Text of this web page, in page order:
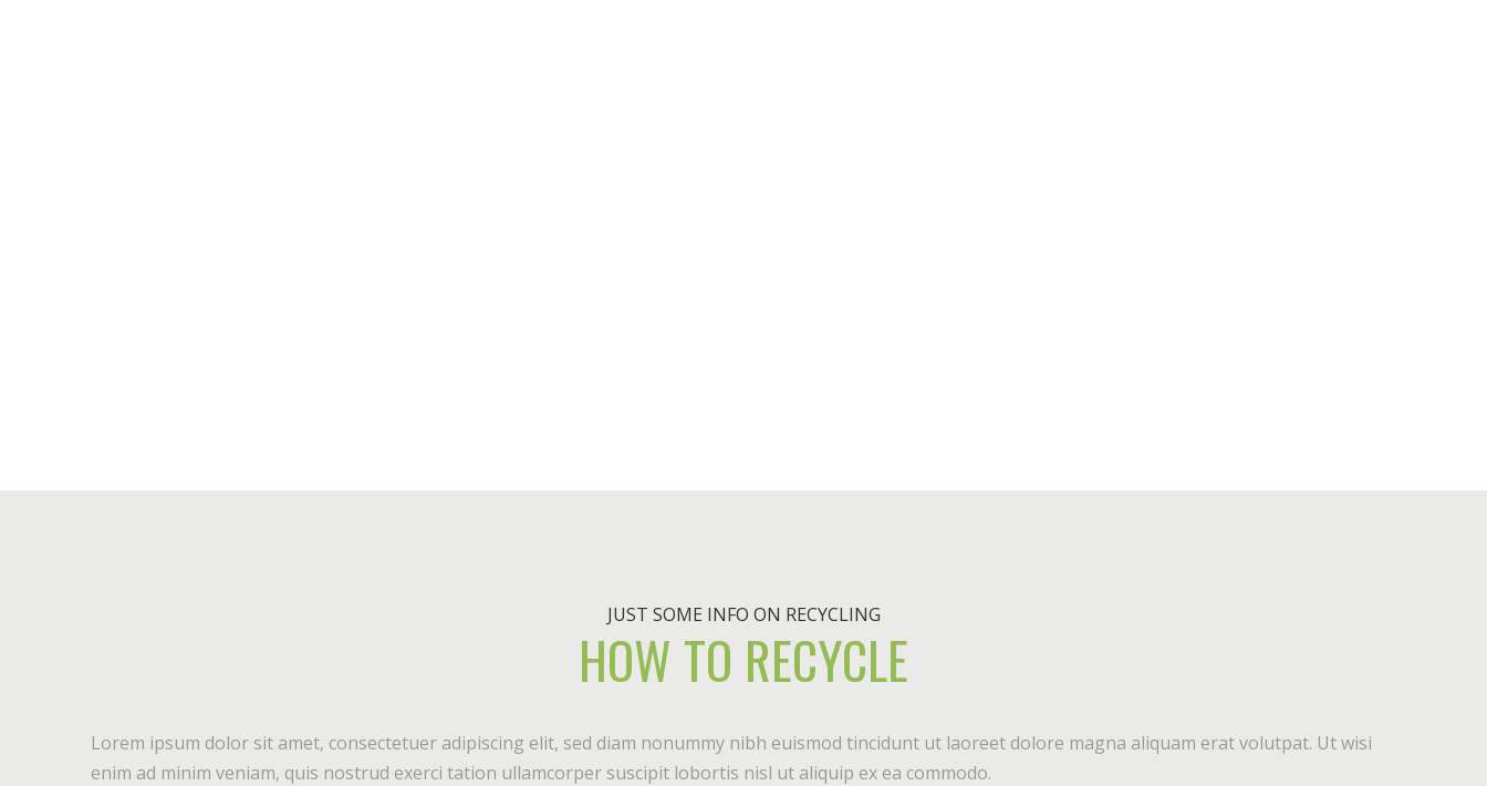
JUST SOME INFO ON RECYCLING
HOW TO RECYCLE
Lorem ipsum dolor sit amet, consectetuer adipiscing elit, sed diam nonummy nibh euismod tincidunt ut laoreet dolore magna aliquam erat volutpat. Ut wisi
enim ad minim veniam, quis nostrud exerci tation ullamcorper suscipit lobortis nisl ut aliquip ex ea commodo.